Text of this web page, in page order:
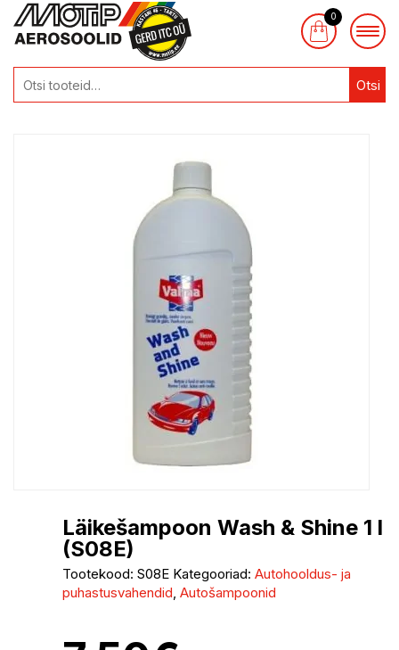
Otsi
0
Läikešampoon Wash & Shine 1 l
(S08E)
Tootekood: S08E Kategooriad: Autohooldus- ja
puhastusvahendid, Autošampoonid